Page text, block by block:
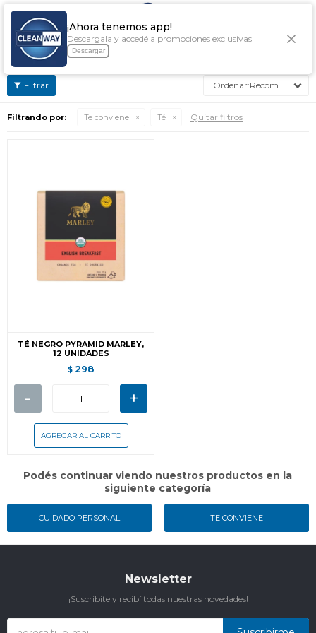
¡Ahora tenemos app!
Descargala y accedé a promociones exclusivas
Descargar

Recomendados
Filtrando por: Te conviene Té Quitar filtros
TÉ NEGRO PYRAMID MARLEY,
12 UNIDADES
$ 298
- +
CUIDADO PERSONAL
Podés continuar viendo nuestros productos en la
siguiente categoría
TE CONVIENE
Newsletter
¡Suscribite y recibí todas nuestras novedades!